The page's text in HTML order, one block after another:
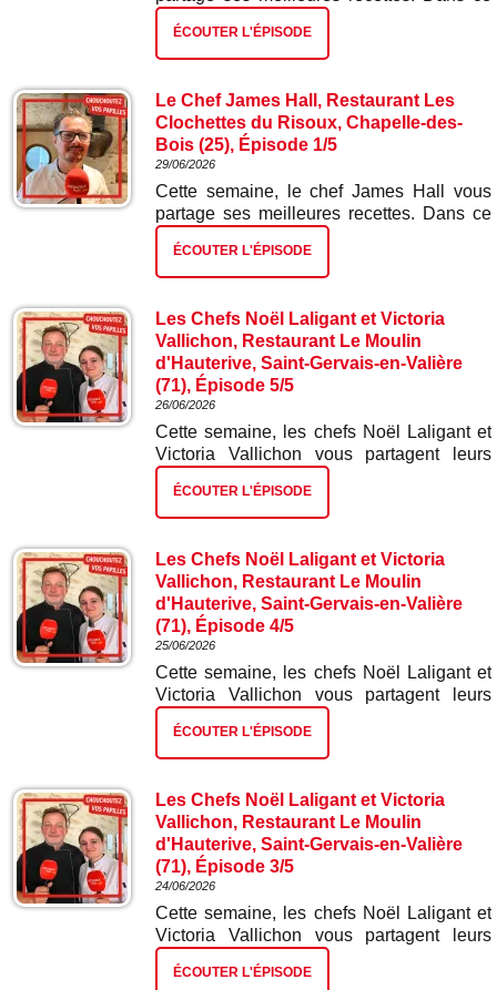
deuxième épisode : tarte tatin d'oignons
rouges.
ÉCOUTER L'ÉPISODE
Le Chef James Hall, Restaurant Les
Clochettes du Risoux, Chapelle-des-
Bois (25), Épisode 1/5
29/06/2026
Cette semaine, le chef James Hall vous
partage ses meilleures recettes. Dans ce
premier épisode : blinis et mousse de truite
fumée.
ÉCOUTER L'ÉPISODE
Les Chefs Noël Laligant et Victoria
Vallichon, Restaurant Le Moulin
d'Hauterive, Saint-Gervais-en-Valière
(71), Épisode 5/5
26/06/2026
Cette semaine, les chefs Noël Laligant et
Victoria Vallichon vous partagent leurs
meilleures recettes. Dans ce cinquième et
dernier épisode : nougat glacé.
ÉCOUTER L'ÉPISODE
Les Chefs Noël Laligant et Victoria
Vallichon, Restaurant Le Moulin
d'Hauterive, Saint-Gervais-en-Valière
(71), Épisode 4/5
25/06/2026
Cette semaine, les chefs Noël Laligant et
Victoria Vallichon vous partagent leurs
meilleures recettes. Dans ce quatrième
épisode : poitrine de porc confite.
ÉCOUTER L'ÉPISODE
Les Chefs Noël Laligant et Victoria
Vallichon, Restaurant Le Moulin
d'Hauterive, Saint-Gervais-en-Valière
(71), Épisode 3/5
24/06/2026
Cette semaine, les chefs Noël Laligant et
Victoria Vallichon vous partagent leurs
meilleures recettes. Dans ce troisième
épisode : la pochouse.
ÉCOUTER L'ÉPISODE